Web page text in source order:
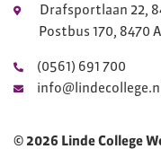
Drafsportlaan 22,
Postbus 170, 8470
(0561) 691 700
© 2026 Linde College